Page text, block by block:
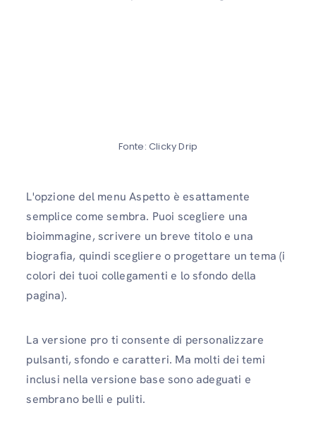
Fonte: Clicky Drip
L'opzione del menu Aspetto è esattamente
semplice come sembra. Puoi scegliere una
bioimmagine, scrivere un breve titolo e una
biografia, quindi scegliere o progettare un tema (i
colori dei tuoi collegamenti e lo sfondo della
pagina).
La versione pro ti consente di personalizzare
pulsanti, sfondo e caratteri. Ma molti dei temi
inclusi nella versione base sono adeguati e
sembrano belli e puliti.